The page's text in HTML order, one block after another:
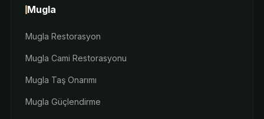
Mugla
Mugla Restorasyon
Mugla Cami Restorasyonu
Mugla Taş Onarımı
Mugla Güçlendirme